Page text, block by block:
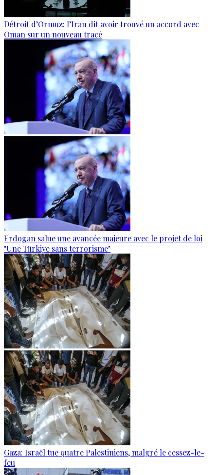
Détroit d’Ormuz: l’Iran dit avoir trouvé un accord avec
Oman sur un nouveau tracé
Erdogan salue une avancée majeure avec le projet de loi
"Une Türkiye sans terrorisme"
Gaza: Israël tue quatre Palestiniens, malgré le cessez-le-
feu